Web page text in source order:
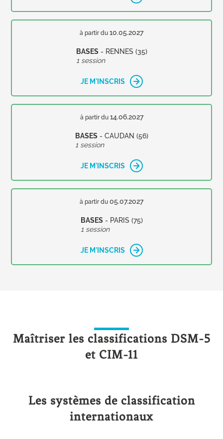
à partir du 10.05.2027
BASES- RENNES (35)
1 session
JE M'INSCRIS
à partir du 14.06.2027
BASES- CAUDAN (56)
1 session
JE M'INSCRIS
à partir du 05.07.2027
BASES- PARIS (75)
1 session
JE M'INSCRIS
Maîtriser les classifications DSM-5
et CIM-11
Les systèmes de classification
internationaux